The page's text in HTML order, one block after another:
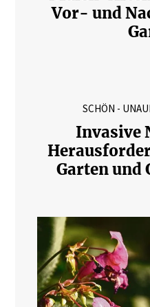
Vor- und
SCHÖN -
Invasive
Garten und